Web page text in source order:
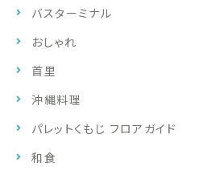
バスターミナル
おしゃれ
首里
沖縄料理
パレットくもじ フロアガイド
和食